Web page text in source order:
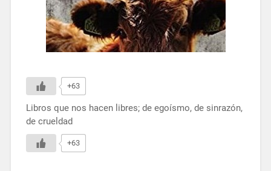
+63
Libros que nos hacen libres; de egoísmo, de sinrazón,
de crueldad
+63